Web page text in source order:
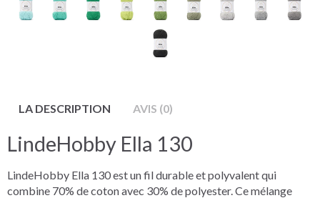
LA DESCRIPTION AVIS (0)
LindeHobby Ella 130
LindeHobby Ella 130 est un fil durable et polyvalent qui
combine 70% de coton avec 30% de polyester. Ce mélange